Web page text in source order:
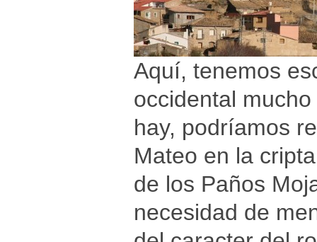
Aquí, tenemos
occidental
hay, podríamos
Mateo en la
de los Paños
necesidad de